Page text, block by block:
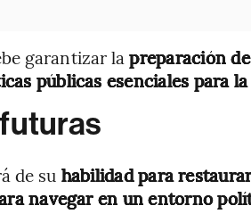
garantizar lapreparación
públicas esenciales para
de su habilidad para
navegar en un entorno